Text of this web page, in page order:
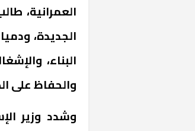
الجديدة،
البناء،
والحفاظ على
وشدد وزير